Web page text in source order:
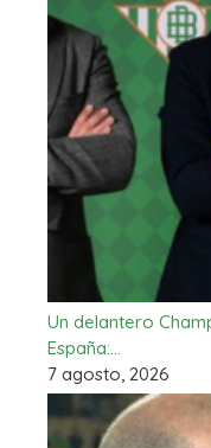
Un delantero
España:…
7 agosto, 2026